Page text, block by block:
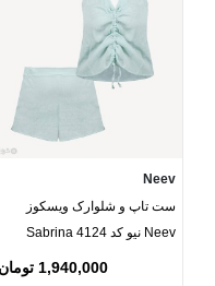
Neev
ست تاپ و شلوارک ویسکوز
Neev نیو کد Sabrina 4124
1,940,000 تومان